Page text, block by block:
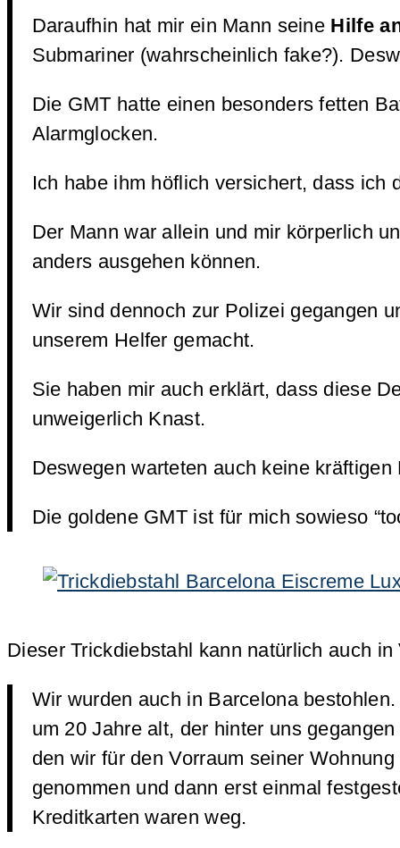
Daraufhin hat mir ein Mann seine Hilfe
Submariner (wahrscheinlich fake?).
Die GMT hatte einen besonders fetten
Alarmglocken.
Ich habe ihm höflich versichert, dass ich
Der Mann war allein und mir körperlich
anders ausgehen können.
Wir sind dennoch zur Polizei gegangen
unserem Helfer gemacht.
Sie haben mir auch erklärt, dass diese
unweigerlich Knast.
Deswegen warteten auch keine
Die goldene GMT ist für mich sowieso
Dieser Trickdiebstahl kann natürlich auch
Wir wurden auch in Barcelona
um 20 Jahre alt, der hinter uns
den wir für den Vorraum seiner
genommen und dann erst einmal
Kreditkarten waren weg.